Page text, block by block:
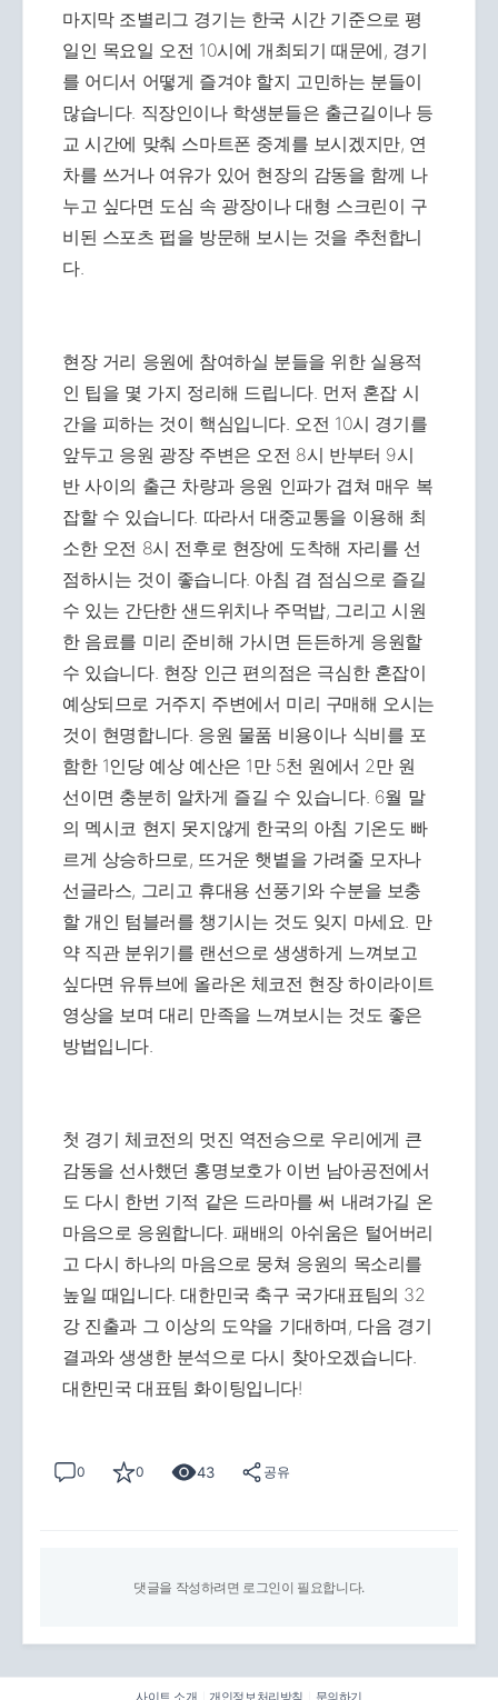
마지막 조별리그 경기는 한국 시간 기준으로 평
일인 목요일 오전 10시에 개최되기 때문에, 경기
를 어디서 어떻게 즐겨야 할지 고민하는 분들이
많습니다. 직장인이나 학생분들은 출근길이나 등
교 시간에 맞춰 스마트폰 중계를 보시겠지만, 연
차를 쓰거나 여유가 있어 현장의 감동을 함께 나
누고 싶다면 도심 속 광장이나 대형 스크린이 구
비된 스포츠 펍을 방문해 보시는 것을 추천합니
다.
현장 거리 응원에 참여하실 분들을 위한 실용적
인 팁을 몇 가지 정리해 드립니다. 먼저 혼잡 시
간을 피하는 것이 핵심입니다. 오전 10시 경기를
앞두고 응원 광장 주변은 오전 8시 반부터 9시
반 사이의 출근 차량과 응원 인파가 겹쳐 매우 복
잡할 수 있습니다. 따라서 대중교통을 이용해 최
소한 오전 8시 전후로 현장에 도착해 자리를 선
점하시는 것이 좋습니다. 아침 겸 점심으로 즐길
수 있는 간단한 샌드위치나 주먹밥, 그리고 시원
한 음료를 미리 준비해 가시면 든든하게 응원할
수 있습니다. 현장 인근 편의점은 극심한 혼잡이
예상되므로 거주지 주변에서 미리 구매해 오시는
것이 현명합니다. 응원 물품 비용이나 식비를 포
함한 1인당 예상 예산은 1만 5천 원에서 2만 원
선이면 충분히 알차게 즐길 수 있습니다. 6월 말
의 멕시코 현지 못지않게 한국의 아침 기온도 빠
르게 상승하므로, 뜨거운 햇볕을 가려줄 모자나
선글라스, 그리고 휴대용 선풍기와 수분을 보충
할 개인 텀블러를 챙기시는 것도 잊지 마세요. 만
약 직관 분위기를 랜선으로 생생하게 느껴보고
싶다면 유튜브에 올라온 체코전 현장 하이라이트
영상을 보며 대리 만족을 느껴보시는 것도 좋은
방법입니다.
첫 경기 체코전의 멋진 역전승으로 우리에게 큰
감동을 선사했던 홍명보호가 이번 남아공전에서
도 다시 한번 기적 같은 드라마를 써 내려가길 온
마음으로 응원합니다. 패배의 아쉬움은 털어버리
고 다시 하나의 마음으로 뭉쳐 응원의 목소리를
높일 때입니다. 대한민국 축구 국가대표팀의 32
강 진출과 그 이상의 도약을 기대하며, 다음 경기
결과와 생생한 분석으로 다시 찾아오겠습니다.
대한민국 대표팀 화이팅입니다!
0 0 43 공유
댓글을 작성하려면 로그인이 필요합니다.
사이트 소개 개인정보처리방침 문의하기